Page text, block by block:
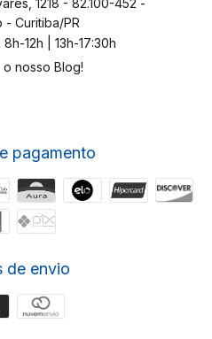
1218 - 82.100-452 -
- Curitiba/PR
12h | 13h-17:30h
o nosso Blog!
pagamento
de envio